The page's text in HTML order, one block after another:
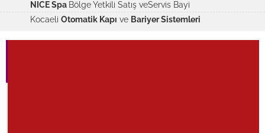
NICE Spa Bölge Yetkili Satış veServis Bayi
Kocaeli Otomatik Kapı ve Bariyer Sistemleri